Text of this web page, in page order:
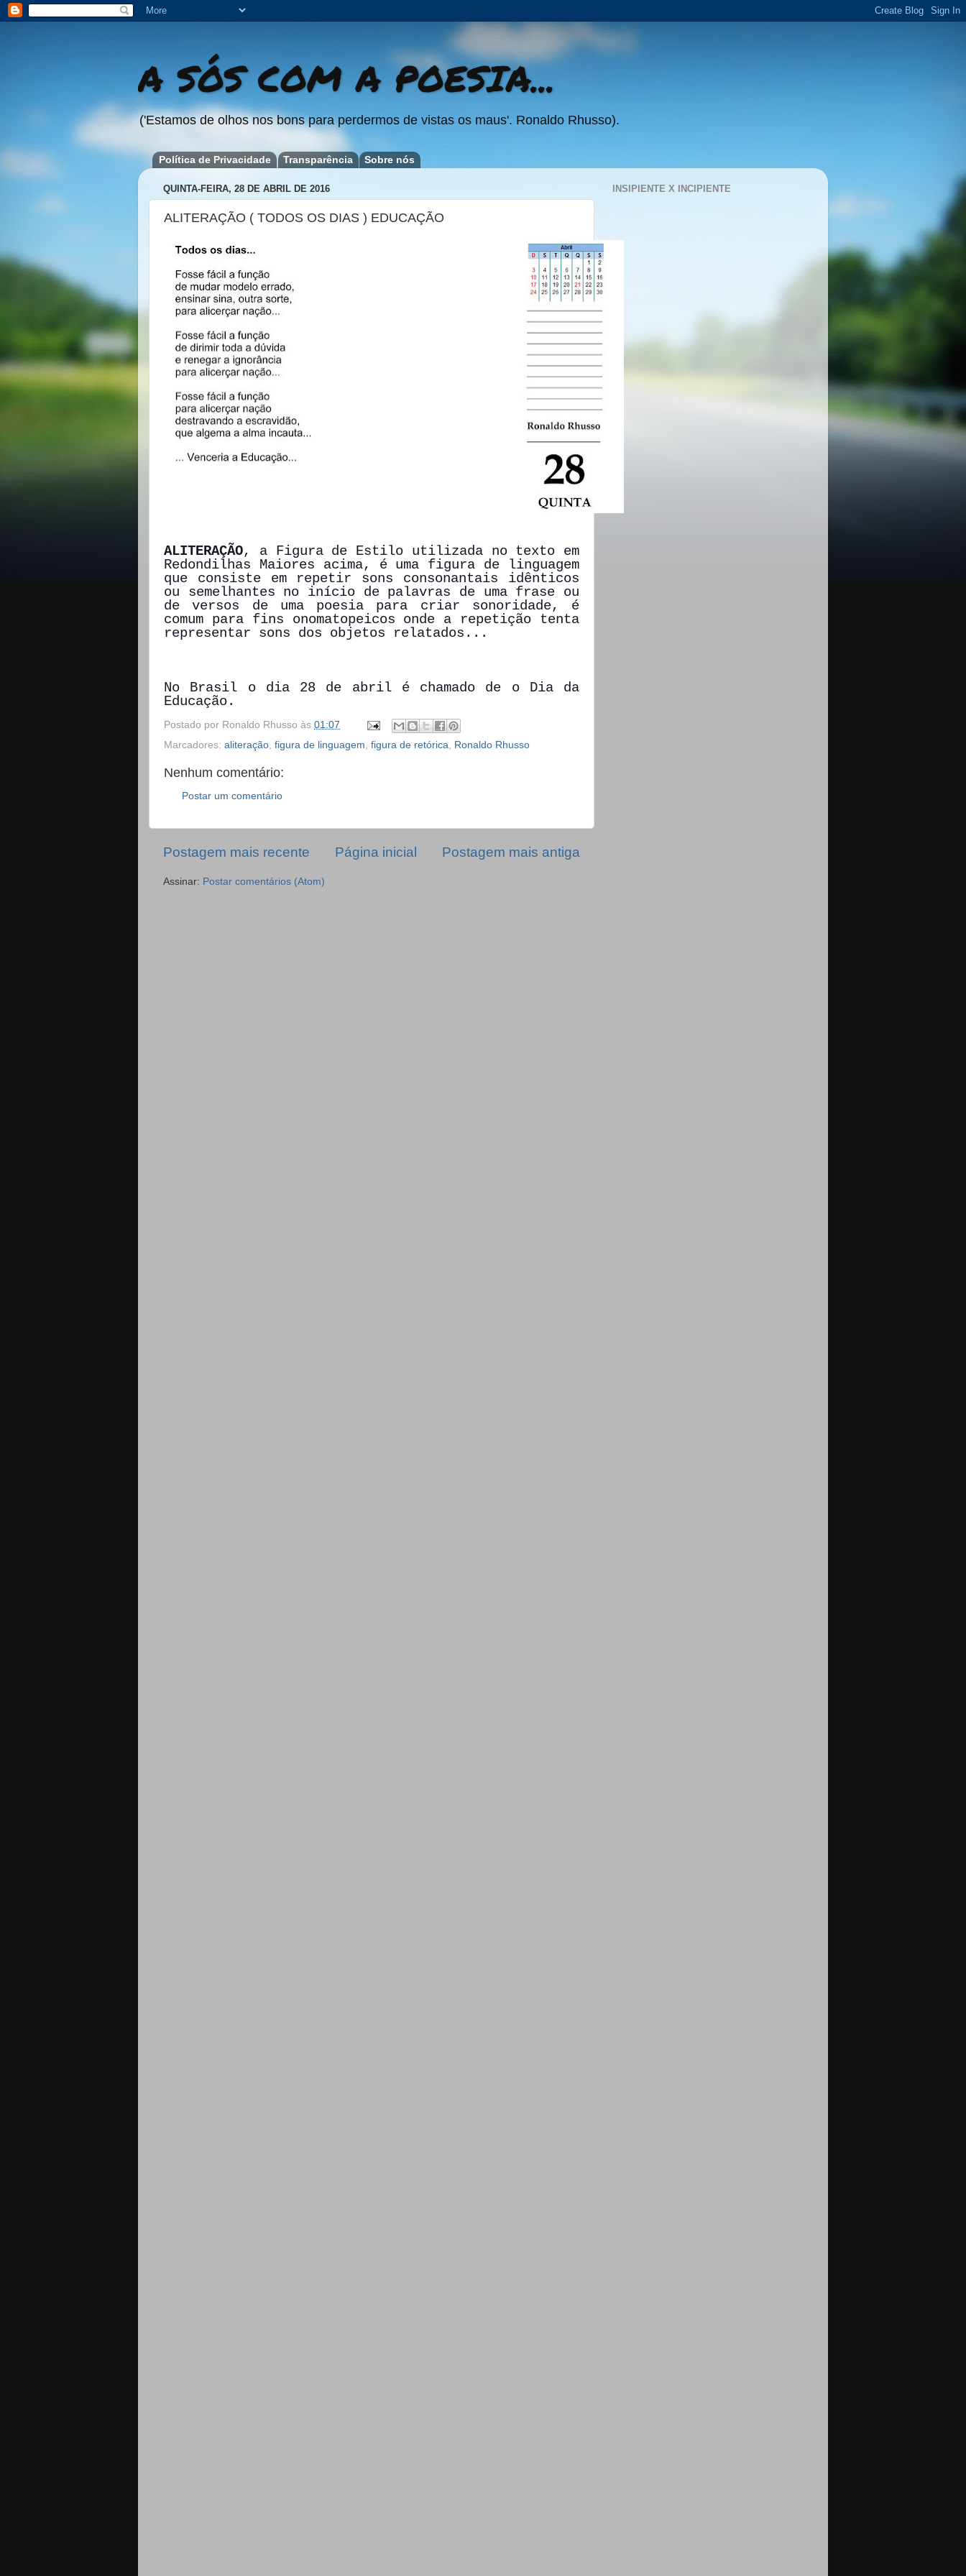
A SÓS COM A POESIA...
('Estamos de olhos nos bons para perdermos de vistas os maus'. Ronaldo Rhusso).
Política de Privacidade Transparência Sobre nós
QUINTA-FEIRA, 28 DE ABRIL DE 2016
ALITERAÇÃO ( TODOS OS DIAS ) EDUCAÇÃO
ALITERAÇÃO, a Figura de Estilo utilizada no texto em
Redondilhas Maiores acima, é uma figura de linguagem
que consiste em repetir sons consonantais idênticos
ou semelhantes no início de palavras de uma frase ou
de versos de uma poesia para criar sonoridade, é
comum para fins onomatopeicos onde a repetição tenta
representar sons dos objetos relatados...
No Brasil o dia 28 de abril é chamado de o Dia da
Educação.
Postado por Ronaldo Rhusso às 01:07
Marcadores: aliteração figura de linguagem figura de retórica Ronaldo Rhusso
Nenhum comentário:
Postar um comentário
Postagem mais recente Postagem mais antiga
Página inicial
Assinar: Postar comentários (Atom)
INSIPIENTE X INCIPIENTE